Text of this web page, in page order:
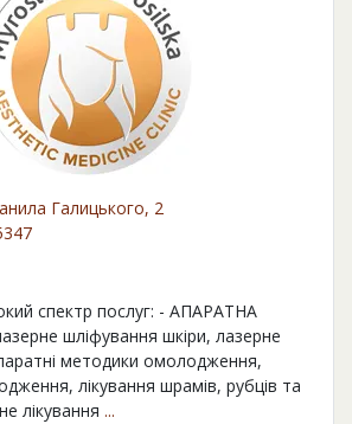
Галицького, 2
спектр послуг: - АПАРАТНА
шліфування шкіри, лазерне
методики омолодження,
лікування шрамів, рубців та
лікування ...